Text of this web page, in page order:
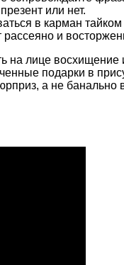
или нет.
в карман тайком
и
на лице
подарки в
а не